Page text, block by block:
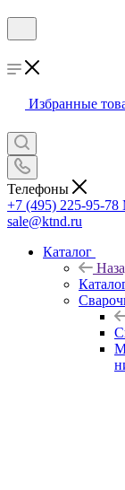
Избранные
Телефоны
+7 (495) 225-95-78
sale@ktnd.ru
Каталог